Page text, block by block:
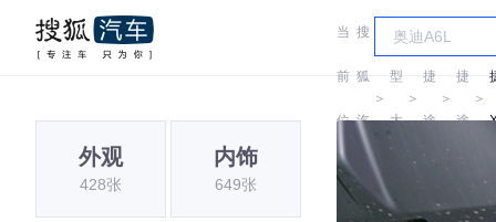
当
前
位
置:
搜
狐
汽
车
＞
车
型
大
＞
捷
途
＞
捷
途
＞
外观
428张
内饰
649张